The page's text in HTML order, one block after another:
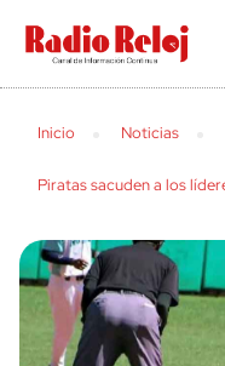
cerrar
Inicio Noticias
Piratas sacuden a los